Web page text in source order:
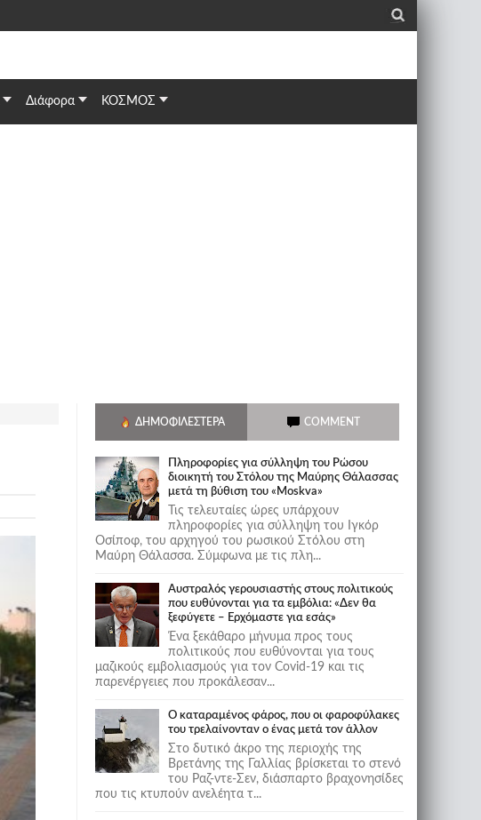
_
Διάφορα ΚΟΣΜΟΣ
ΔΗΜΟΦΙΛΈΣΤΕΡΑ COMMENT
Πληροφορίες για σύλληψη του Ρώσου
διοικητή του Στόλου της Mαύρης Θάλασσας
μετά τη βύθιση του «Moskva»
Τις τελευταίες ώρες υπάρχουν
πληροφορίες για σύλληψη του Ιγκόρ
Οσίποφ, του αρχηγού του ρωσικού Στόλου στη
Μαύρη Θάλασσα. Σύμφωνα με τις πλη...
Αυστραλός γερουσιαστής στους πολιτικούς
που ευθύνονται για τα εμβόλια: «Δεν θα
ξεφύγετε – Ερχόμαστε για εσάς»
Ένα ξεκάθαρο μήνυμα προς τους
πολιτικούς που ευθύνονται για τους
μαζικούς εμβολιασμούς για τον Covid-19 και τις
παρενέργειες που προκάλεσαν...
Ο καταραμένος φάρος, που οι φαροφύλακες
του τρελαίνονταν ο ένας μετά τον άλλον
Στο δυτικό άκρο της περιοχής της
Βρετάνης της Γαλλίας βρίσκεται το στενό
του Ραζ-ντε-Σεν, διάσπαρτο βραχονησίδες
που τις κτυπούν ανελέητα τ...